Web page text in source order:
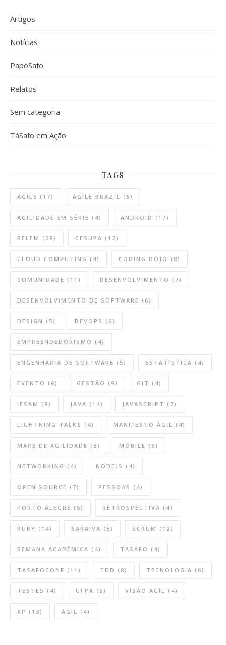
Artigos
Notícias
PapoSafo
Relatos
Sem categoria
TáSafo em Ação
TAGS
AGILE (17) AGILE BRAZIL (5)
AGILIDADE EM SÉRIE (4) ANDROID (17)
BELEM (28) CESUPA (12)
CLOUD COMPUTING (4) CODING DOJO (8)
COMUNIDADE (11) DESENVOLVIMENTO (7)
DESENVOLVIMENTO DE SOFTWARE (6)
DESIGN (5) DEVOPS (6)
EMPREENDEDORISMO (4)
ENGENHARIA DE SOFTWARE (5) ESTATÍSTICA (4)
EVENTO (6) GESTÃO (9) GIT (4)
IESAM (8) JAVA (14) JAVASCRIPT (7)
LIGHTNING TALKS (4) MANIFESTO ÁGIL (4)
MARÉ DE AGILIDADE (5) MOBILE (5)
NETWORKING (4) NODEJS (4)
OPEN SOURCE (7) PESSOAS (4)
PORTO ALEGRE (5) RETROSPECTIVA (4)
RUBY (14) SARAIVA (5) SCRUM (12)
SEMANA ACADÊMICA (4) TASAFO (4)
TASAFOCONF (11) TDD (8) TECNOLOGIA (6)
TESTES (4) UFPA (5) VISÃO ÁGIL (4)
XP (13) ÁGIL (4)